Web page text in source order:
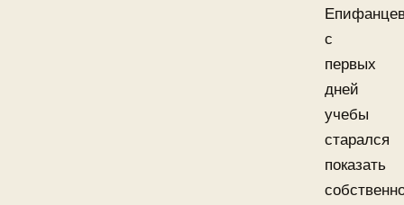
с
первых
дней
учебы
старался
показать